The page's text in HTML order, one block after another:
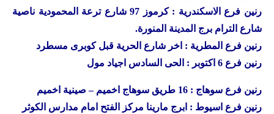
رنين
فرع الاسكندرية : كرموز 97 شارع ترعة المحمودية ناصية
شارع الترام برج المدينة المنورة.
رنين فرع المطرية : اخر شارع الحرية قبل كوبرى مسطرد
رنين فرع 6 اكتوبر : الحى السادس اجياد مول
رنين فرع سوهاج : 16 طريق سوهاج اخميم – صينية اخميم
رنين فرع اسيوط : ابرج مارينا مركز الفتح امام مدارس الكوثر